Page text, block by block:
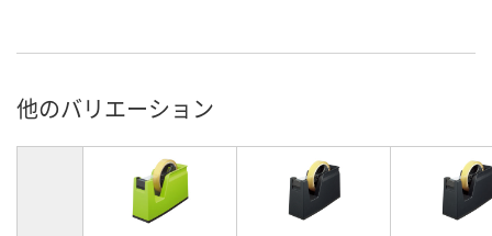
他のバリエーション